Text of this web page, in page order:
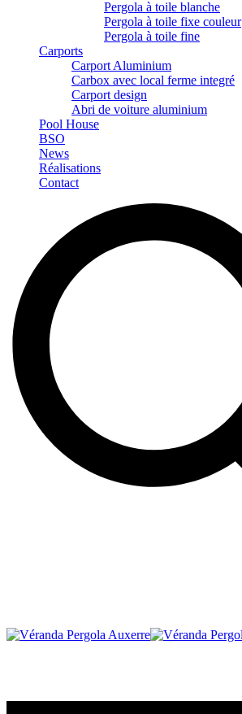
Pergola à toile blanche
Pergola à toile fixe couleur
Pergola à toile fine
Carports
Carport Aluminium
Carbox avec local ferme integré
Carport design
Abri de voiture aluminium
Pool House
BSO
News
Réalisations
Contact